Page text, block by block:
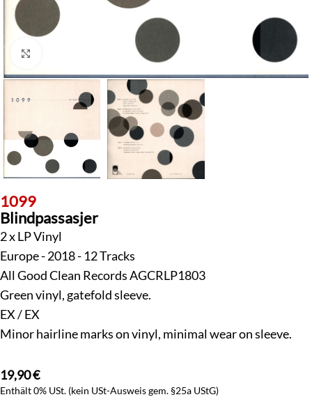
Klick zum Vergrößern
1099
Blindpassasjer
2 x LP Vinyl
Europe - 2018 - 12 Tracks
All Good Clean Records AGCRLP1803
Green vinyl, gatefold sleeve.
EX / EX
Minor hairline marks on vinyl, minimal wear on sleeve.
19,90€
Enthält 0% USt. (kein USt-Ausweis gem. §25a UStG)